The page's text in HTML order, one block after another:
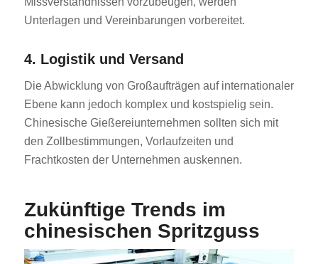
Unterlagen und Vereinbarungen vorbereitet.
4. Logistik und Versand
Die Abwicklung von Großaufträgen auf internationaler
Ebene kann jedoch komplex und kostspielig sein.
Chinesische Gießereiunternehmen sollten sich mit
den Zollbestimmungen, Vorlaufzeiten und
Frachtkosten der Unternehmen auskennen.
Zukünftige Trends im
chinesischen Spritzguss
FI
NB
EL
HU
RO
ES_MX